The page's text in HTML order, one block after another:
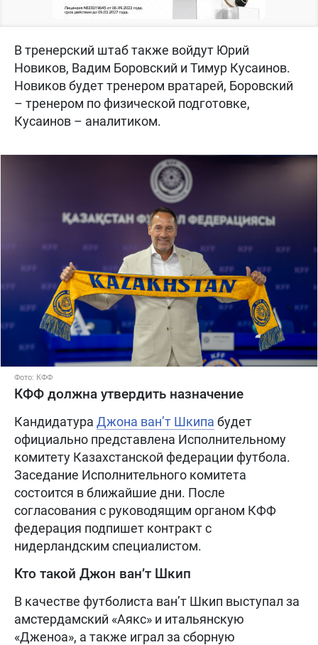
В тренерский штаб также войдут Юрий
Новиков, Вадим Боровский и Тимур Кусаинов.
Новиков будет тренером вратарей, Боровский
– тренером по физической подготовке,
Кусаинов – аналитиком.
Фото: КФФ
КФФ должна утвердить назначение
Кандидатура Джона ван’т Шкипа будет
официально представлена Исполнительному
комитету Казахстанской федерации футбола.
Заседание Исполнительного комитета
состоится в ближайшие дни. После
согласования с руководящим органом КФФ
федерация подпишет контракт с
нидерландским специалистом.
Кто такой Джон ван’т Шкип
В качестве футболиста ван’т Шкип выступал за
амстердамский «Аякс» и итальянскую
«Дженоа», а также играл за сборную